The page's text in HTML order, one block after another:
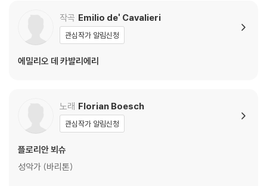
- 1597년에 피렌체에서 초연된 야코포 페리의 [다프네]는 문헌상 첫 오페
라지만 악보가 전하지 않는다. 악보가 남아 지금도 공연이 가능한 최초의
다. 반면 [에우리디체]와 같은 해에 나온 카발리에리의 [영혼과 육체의 묘
의 탄생은 피렌체의 지식인 그룹 ‘카메라타’가 주도했는데, 페리는 그 일원
이었던 반면 로마 출신인 카발리에리는 단지 참관자였다는 점에서 정통성
이 떨어진다. 게다가 [영혼과 육체의 묘사]는 교황의 도시 로마에서 초연
되었기에 오라토리오로 여겨져 왔다. 페리의 [에우리디체]와 어깨를 나란
히 하는 오페라로 보는 시각은 비교적 최근에 형성되었다.
작곡 Emilio de' Cavalieri
관심작가 알림신청
에밀리오 데 카발리에리
노래 Florian Boesch
관심작가 알림신청
플로리안 뵈슈
성악가 (바리톤)